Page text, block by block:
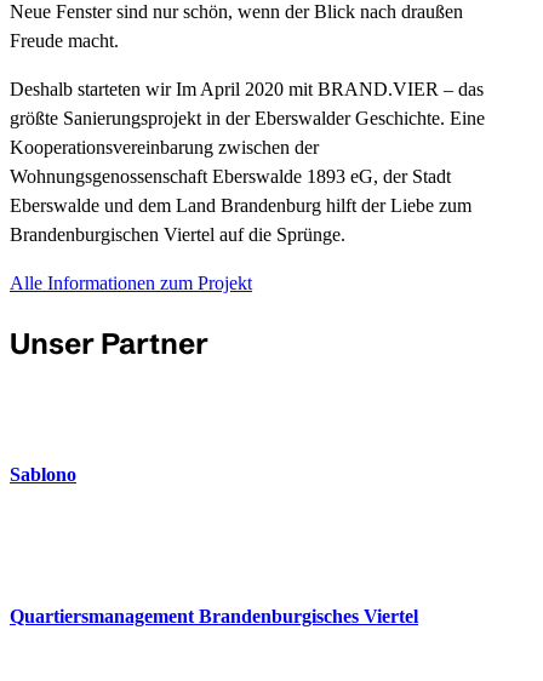
Neue Fenster sind nur schön, wenn der Blick nach draußen
Freude macht.
Deshalb starteten wir Im April 2020 mit BRAND.VIER – das
größte Sanierungsprojekt in der Eberswalder Geschichte. Eine
Kooperationsvereinbarung zwischen der
Wohnungsgenossenschaft Eberswalde 1893 eG, der Stadt
Eberswalde und dem Land Brandenburg hilft der Liebe zum
Brandenburgischen Viertel auf die Sprünge.
Alle Informationen zum Projekt
Unser Partner
Sablono
Quartiersmanagement Brandenburgisches Viertel